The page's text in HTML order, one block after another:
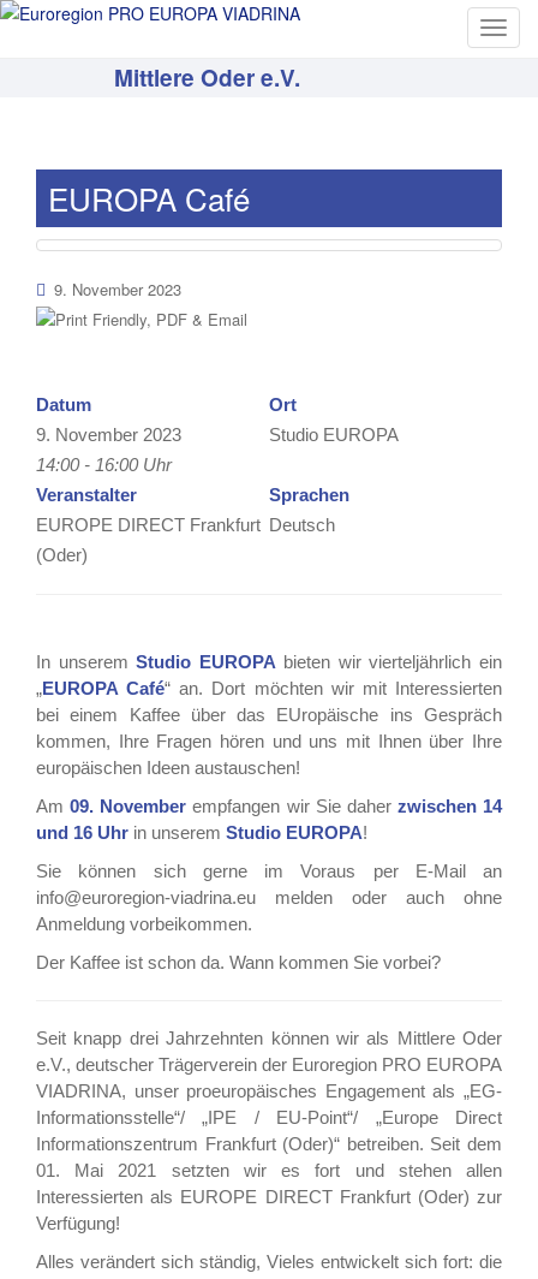
T
e
a
v
Mittlere Oder e.V.
EUROPA Café
9. November 2023
Datum
9. November 2023
14:00 - 16:00 Uhr
Ort
Studio EUROPA
Veranstalter
EUROPE DIRECT Frankfurt
(Oder)
Sprachen
Deutsch
In unseremStudio EUROPA bieten wir vierteljährlich ein
„EUROPA Café“ an. Dort möchten wir mit Interessierten
bei einem Kaffee über das EUropäische ins Gespräch
kommen, Ihre Fragen hören und uns mit Ihnen über Ihre
europäischen Ideen austauschen!
Am09. Novemberempfangen wir Sie daherzwischen 14
und 16 Uhr in unserem Studio EUROPA!
Sie können sich gerne im Voraus per E-Mail an
info@euroregion-viadrina.eu melden oder auch ohne
Anmeldung vorbeikommen.
Der Kaffee ist schon da. Wann kommen Sie vorbei?
Seit knapp drei Jahrzehnten können wir als Mittlere Oder
e.V., deutscher Trägerverein der Euroregion PRO EUROPA
VIADRINA, unser proeuropäisches Engagement als „EG-
Informationsstelle“/ „IPE / EU-Point“/ „Europe Direct
Informationszentrum Frankfurt (Oder)“ betreiben. Seit dem
01. Mai 2021 setzten wir es fort und stehen allen
Interessierten als EUROPE DIRECT Frankfurt (Oder) zur
Verfügung!
Alles verändert sich ständig, Vieles entwickelt sich fort: die